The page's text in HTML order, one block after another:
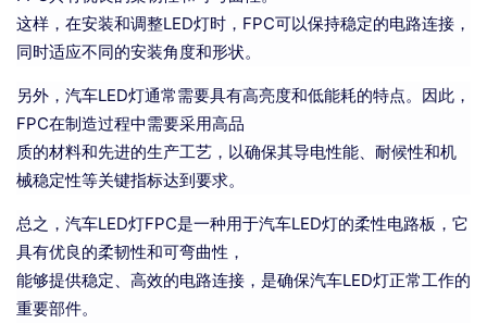
这样，在安装和调整LED灯时，FPC可以保持稳定的电路连接，
同时适应不同的安装角度和形状。
另外，汽车LED灯通常需要具有高亮度和低能耗的特点。因此，
FPC在制造过程中需要采用高品
质的材料和先进的生产工艺，以确保其导电性能、耐候性和机
械稳定性等关键指标达到要求。
总之，汽车LED灯FPC是一种用于汽车LED灯的柔性电路板，它
具有优良的柔韧性和可弯曲性，
能够提供稳定、高效的电路连接，是确保汽车LED灯正常工作的
重要部件。